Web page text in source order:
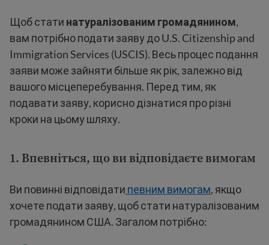
Щоб стати натуралізованим громадянином,
вам потрібно подати заяву до U.S. Citizenship and
Immigration Services (USCIS). Весь процес подання
заяви може зайняти більше як рік, залежно від
вашого місцеперебування. Перед тим, як
подавати заяву, корисно дізнатися про різні
кроки на цьому шляху.
1. Впевніться, що ви відповідаєте вимогам
Ви повинні відповідати певним вимогам, якщо
хочете подати заяву, щоб стати натуралізованим
громадянином США. Загалом потрібно: